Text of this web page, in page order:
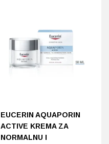
EUCERIN AQUAPORIN
ACTIVE KREMA ZA
NORMALNU I